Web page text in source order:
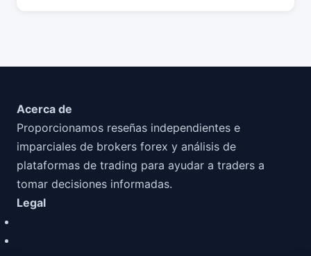
Acerca de
Proporcionamos reseñas independientes e
imparciales de brokers forex y análisis de
plataformas de trading para ayudar a traders a
tomar decisiones informadas.
Legal